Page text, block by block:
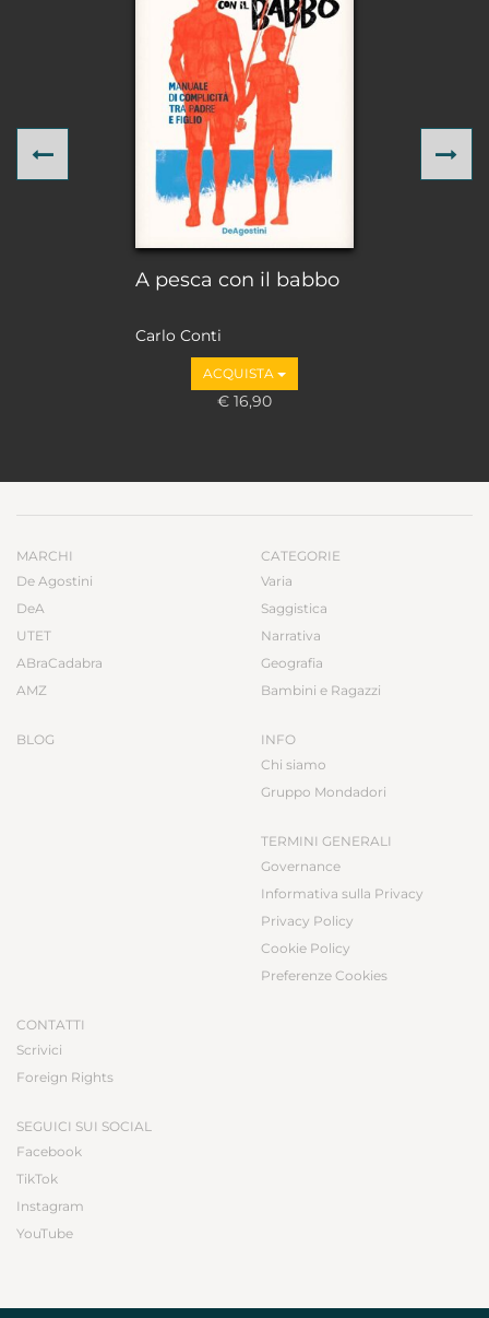
A pesca con il babbo
Carlo Conti
ACQUISTA
€ 16,90
Previous
MARCHI
De Agostini
DeA
UTET
ABraCadabra
AMZ
BLOG
CATEGORIE
Varia
Saggistica
Narrativa
Geografia
Bambini e Ragazzi
INFO
Chi siamo
Gruppo Mondadori
TERMINI GENERALI
Governance
Informativa sulla Privacy
Privacy Policy
Cookie Policy
Preferenze Cookies
CONTATTI
Scrivici
Foreign Rights
SEGUICI SUI SOCIAL
Facebook
TikTok
Instagram
YouTube